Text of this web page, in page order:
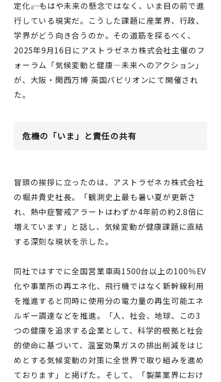
定化――。もはや未来の懸念ではなく、いま目の前で進
行している現実だ。こうした課題に産業界、行政、
学界がどう向き合うのか。その道筋を探るべく、
2025年9⽉16⽇にアストラゼネカ株式会社主催のフ
ォーラム「気候変動と健康—未来へのアクション」
が、⼤阪・関⻄万博 英国パビリオンにて開催され
た。
危機の「いま」と責任の共有
冒頭の挨拶に立ったのは、アストラゼネカ株式会社
の堀井貴史社長。「観測史上最も暑い夏が更新さ
れ、熱中症警戒アラートはわずか4年前の約2.8倍に
増えています」と話し、気候変動が健康課題に直結
する深刻な現状を示した。
同社ではすでに全国営業車両1500台以上の100％EV
化や事業所の再エネ化、飛行機ではなく新幹線利用
を推進すると同時に使用分の電力量の再生可能エネ
ルギー調達などを推進。「人、社会、地球、この3
つの健康を追求する企業として、科学的根拠と社会
的使命に基づいて、温室効果ガスの排出削減をはじ
めとする気候変動の対策に全世界で取り組みを進め
ております」と掲げた。そして、「製薬業界におけ